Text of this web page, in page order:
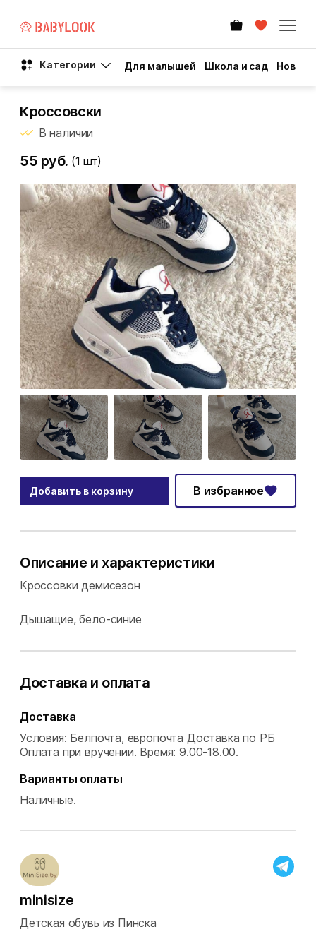
Категории Для малышей Школа и сад Новый
Кроссовски
В наличии
55 руб. (1 шт)
Добавить в корзину В избранное
Описание и характеристики
Кроссовки демисезон
Дышащие, бело-синие
Доставка и оплата
Доставка
Условия: Белпочта, европочта Доставка по РБ
Оплата при вручении. Время: 9.00-18.00.
Варианты оплаты
Наличные.
minisize
Детская обувь из Пинска